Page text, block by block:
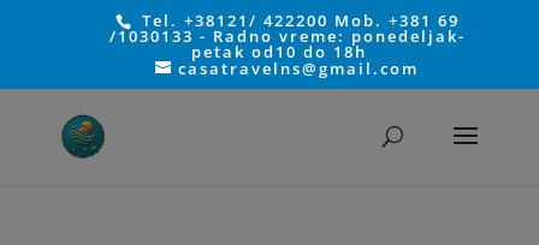
Tel. +38121/ 422200 Mob. +381 69
/1030133 - Radno vreme: ponedeljak-
petak od10 do 18h
casatravelns@gmail.com